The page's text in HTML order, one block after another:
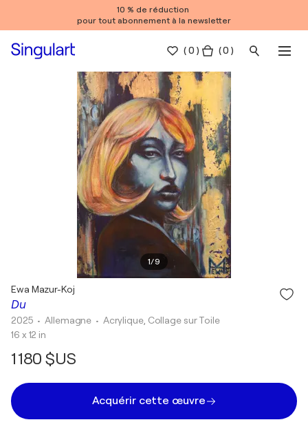
10 % de réduction
pour tout abonnement à la newsletter
(0 ) ( 0 )
1/9
Du
Ewa Mazur-Koj
2025 • Allemagne • Acrylique, Collage sur Toile
16 x 12 in
1 180 $US
Acquérir cette œuvre